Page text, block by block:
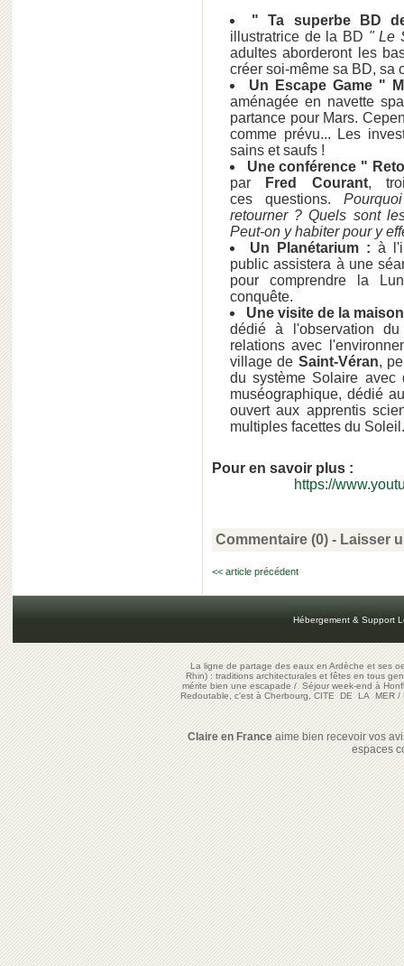
" Ta superbe BD
illustratrice de la BD " Le
adultes aborderont les
créer soi-même sa BD, sa
Un Escape Game "
aménagée en navette
partance pour Mars.
comme prévu... Les
sains et saufs !
Une conférence "
par
Fred Courant,
ces questions.
retourner ? Quels sont
Peut-on y habiter pour y
Un Planétarium : à
public assistera à une
pour comprendre la
conquête.
Une visite de la
dédié à l'observation
relations avec
village de Saint-Véran,
du système Solaire avec
muséographique, dédié
ouvert aux apprentis
multiples facettes du Soleil.
Pour en savoir plus :
https://
Commentaire (0) - Laisser
<< article précédent
Hébergement & Support
La ligne de partage des eaux en Ardèche et ses
Rhin) : traditions architecturales et fêtes en tous
mérite bien une escapade/Séjour week-end à
Redoutable, c'est à Cherbourg, CITE DE LA MER/
Claire en Franceaime bien recevoir vos
espaces